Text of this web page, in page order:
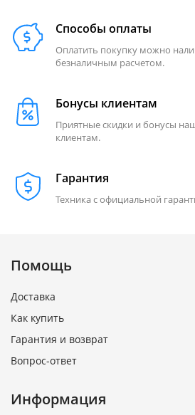
Способы оплаты
Оплатить покупку можно
безналичным расчетом.
Бонусы клиентам
Приятные скидки и бонусы
клиентам.
Гарантия
Техника с официальной
Помощь
Доставка
Как купить
Гарантия и возврат
Вопрос-ответ
Информация